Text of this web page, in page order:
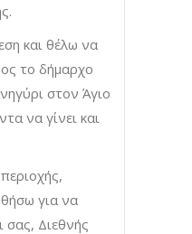
και θέλω να
το δήμαρχο
στον Άγιο
να γίνει και
για να
σας, Διεθνής